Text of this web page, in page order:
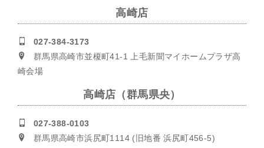
高崎店
027-384-3173
群馬県高崎市並榎町41-1 上毛新聞マイホームプラザ高
崎会場
高崎店（群馬県央）
027-388-0103
群馬県高崎市浜尻町1114 (旧地番 浜尻町456-5)